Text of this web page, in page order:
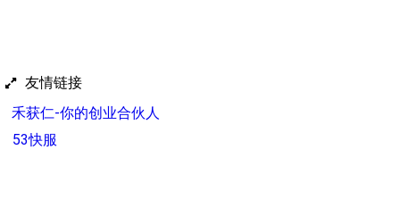
友情链接
禾获仁-你的创业合伙人
53快服